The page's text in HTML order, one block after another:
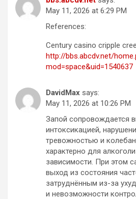
May 11, 2026 at 6:29 PM
References:
Century casino cripple
http://bbs.abcdv.net/
mod=space&uid=1540637
DavidMax says:
May 11, 2026 at 10:26 PM
Запой сопровождается
интоксикацией,
тревожностью и
характерно для
зависимости. При этом
выход из состояния
затруднённым из-за
и невозможности